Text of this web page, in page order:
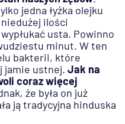
jedna łyżka olejku
ilości
usta. Powinno
minut. W ten
bakterii, które
jamie ustnej. Jak na
coraz więcej
że była on już
ją tradycyjna hinduska